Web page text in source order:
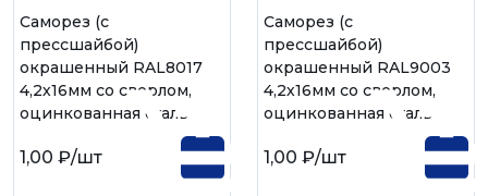
Саморез (с
прессшайбой)
окрашенный RAL8017
4,2х16мм со сверлом,
оцинкованная сталь
1,00 ₽/шт
Саморез (с
прессшайбой)
окрашенный RAL9003
4,2х16мм со сверлом,
оцинкованная сталь
1,00 ₽/шт